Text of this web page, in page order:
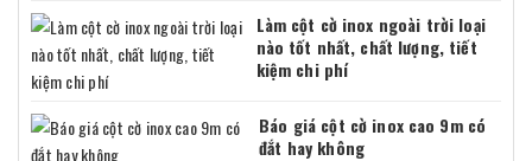
Làm cột cờ inox ngoài trời loại
nào tốt nhất, chất lượng, tiết
kiệm chi phí
Báo giá cột cờ inox cao 9m có
đắt hay không